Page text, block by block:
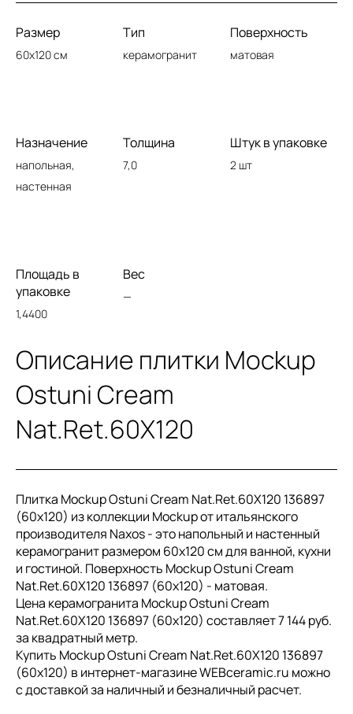
Размер
60x120 см
Тип
керамогранит
Поверхность
матовая
Назначение
напольная,
настенная
Толщина
7,0
Штук в упаковке
2 шт
Площадь в
упаковке
1,4400
Вес
—
Описание плитки Mockup
Ostuni Cream
Nat.Ret.60X120
Плитка Mockup Ostuni Cream Nat.Ret.60X120 136897
(60x120) из коллекции Mockup от итальянского
производителя Naxos - это напольный и настенный
керамогранит размером 60x120 см для ванной, кухни
и гостиной. Поверхность Mockup Ostuni Cream
Nat.Ret.60X120 136897 (60x120) - матовая.
Цена керамогранита Mockup Ostuni Cream
Nat.Ret.60X120 136897 (60x120) составляет 7 144 руб.
за квадратный метр.
Купить Mockup Ostuni Cream Nat.Ret.60X120 136897
(60x120) в интернет-магазине WEBceramic.ru можно
с доставкой за наличный и безналичный расчет.